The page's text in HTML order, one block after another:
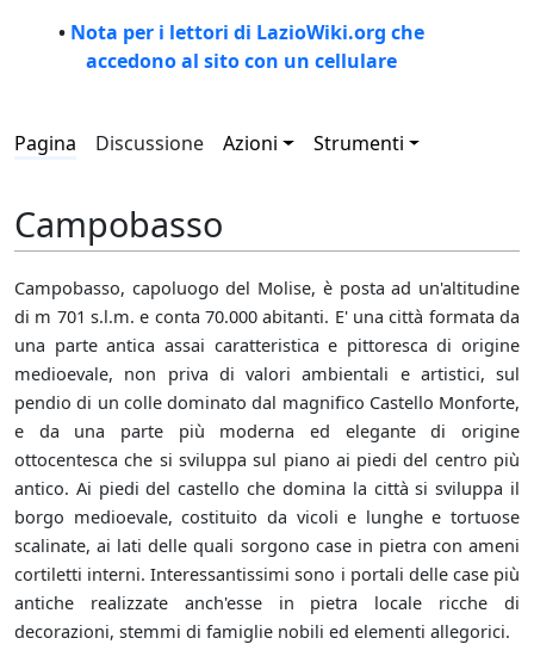
• Nota per i lettori di LazioWiki.org che
accedono al sito con un cellulare
Pagina Discussione Azioni Strumenti
Campobasso
Campobasso, capoluogo del Molise, è posta ad un'altitudine
di m 701 s.l.m. e conta 70.000 abitanti. E' una città formata da
una parte antica assai caratteristica e pittoresca di origine
medioevale, non priva di valori ambientali e artistici, sul
pendio di un colle dominato dal magnifico Castello Monforte,
e da una parte più moderna ed elegante di origine
ottocentesca che si sviluppa sul piano ai piedi del centro più
antico. Ai piedi del castello che domina la città si sviluppa il
borgo medioevale, costituito da vicoli e lunghe e tortuose
scalinate, ai lati delle quali sorgono case in pietra con ameni
cortiletti interni. Interessantissimi sono i portali delle case più
antiche realizzate anch'esse in pietra locale ricche di
decorazioni, stemmi di famiglie nobili ed elementi allegorici.